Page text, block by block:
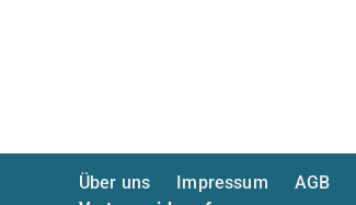
Über uns Impressum AGB